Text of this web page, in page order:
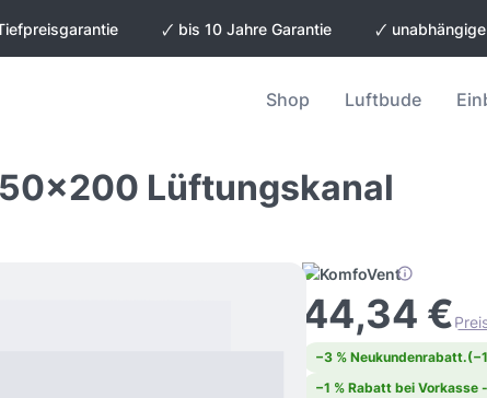
🗸 bis 10 Jahre Garantie 🗸
Shop Luftbude
Lüftungskanal
44,34 €
−3 % Neukundenrabatt.
−1 % Rabatt bei